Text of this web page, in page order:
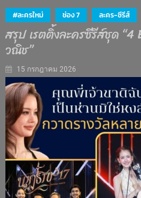
#ละครใหม่ ช่อง 7 ละคร-ซีรีส์
สรุป เรตติ้งละครซีรีส์ชุด “4
วณิช”
15 กรกฎาคม 2026